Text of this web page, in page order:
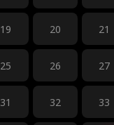
19 20 21
25 26 27
31 32 33